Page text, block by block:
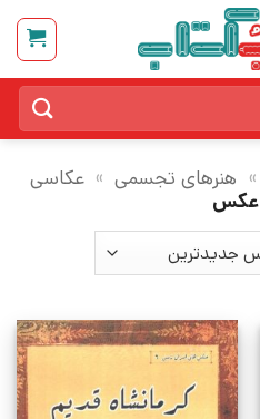
» هنرهای تجسمی » عکاسی
عکس